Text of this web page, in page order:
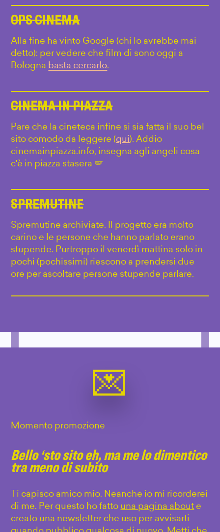
OPS CINEMA
Alla fine ha vinto Google (chi lo avrebbe mai
detto): per vedere che film di sono oggi a
Bologna basta cercarlo.
CINEMA IN PIAZZA
Pare che la cineteca infine si sia fatta il suo bel
sito comodo da leggere (qui). Addio
cinemainpiazza.info, insegna agli angeli cosa
c'è in piazza stasera 🪽
SPREMUTINE
Spremutine archiviate. Il progetto era molto
carino e le persone che hanno parlato erano
stupende. Purtroppo il venerdì mattina solo in
pochi (pochissimi) riescono a prendersi due
ore per ascoltare persone stupende parlare.
Momento promozione
Bello ‘sto sito eh, ma me lo dimentico
tra meno di subito
Ti capisco amico mio. Neanche io mi ricorderei
di me. Per questo ho fatto una pagina about e
creato una newsletter che uso per avvisarti